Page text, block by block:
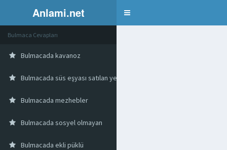
Anlami.net Bulmaca
Bulmaca Cevapları
Bulmacada kavanoz
Bulmacada süs eşyası satılan yer
Bulmacada mezhebler
Bulmacada sosyel olmayan
Bulmacada ekli püklü